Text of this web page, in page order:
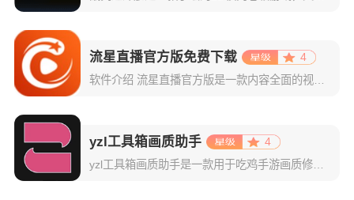
流星直播官方版免费下载
4
软件介绍 流星直播官方版是一款内容全面的视频直播软件，能够给广大观众带来极具观赏性的直播资源，登录主界面即
yzl工具箱画质助手
4